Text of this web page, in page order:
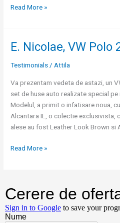
Read More »
E. Nicolae, VW Polo
Testimonials / Attila
Va prezentam vedeta de astazi, un
set de huse auto realizate special
Modelul, a primit o infatisare noua,
Alcantara IL, o colectie exclusivista,
alese au fost Leather Look Brown si
E.
VW
2016
Read More »